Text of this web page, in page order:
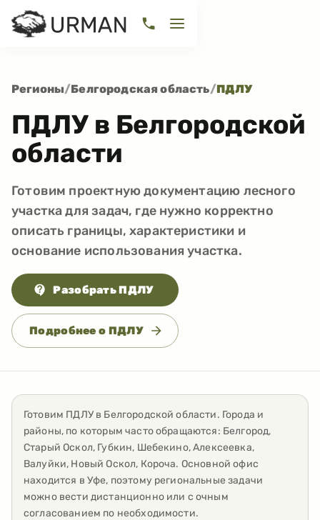
Регионы/Белгородская область/ПДЛУ
ПДЛУ в Белгородской
области
Готовим проектную документацию лесного
участка для задач, где нужно корректно
описать границы, характеристики и
основание использования участка.
Разобрать ПДЛУ
Подробнее о ПДЛУ
Готовим ПДЛУв Белгородской области. Города и
районы, по которым часто обращаются: Белгород,
Старый Оскол, Губкин, Шебекино, Алексеевка,
Валуйки, Новый Оскол, Короча. Основной офис
находится в Уфе, поэтому региональные задачи
можно вести дистанционно или с очным
согласованием по необходимости.